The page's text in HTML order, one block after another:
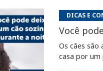
DICAS E
Você
Os cães são
casa por um